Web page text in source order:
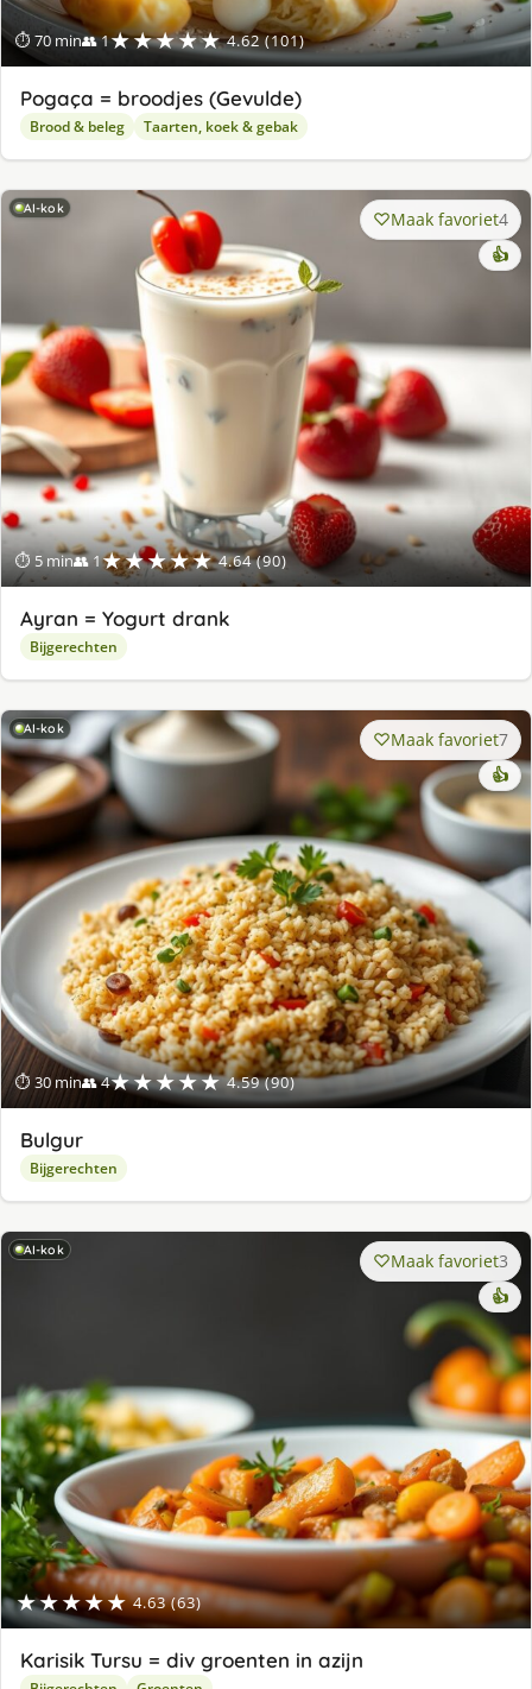
⏱ 70 min👥 1★★★★★ 4.62 (101)
Pogaça = broodjes (Gevulde)
Brood & beleg Taarten, koek & gebak
AI-kok
⏱ 5 min👥 1★★★★★ 4.64 (90)
Maak favoriet4
👍
Ayran = Yogurt drank
Bijgerechten
AI-kok
⏱ 30 min👥 4★★★★★ 4.59 (90)
Maak favoriet7
👍
Bulgur
Bijgerechten
AI-kok
★★★★★ 4.63 (63)
Maak favoriet3
👍
Karisik Tursu = div groenten in azijn